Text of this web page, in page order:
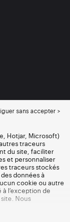
sans accepter >
Hotjar, Microsoft)
traceurs
du site, faciliter
et personnaliser
traceurs stockés
données à
cookie ou autre
l’exception de
Nous
retirer votre
la